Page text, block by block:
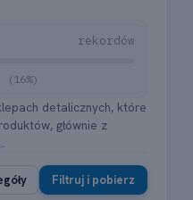
rekordów
detalicznych, które
głównie z
Filtruj i pobierz